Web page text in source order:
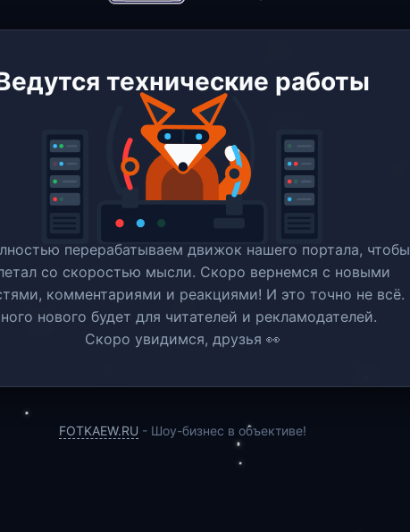
технические работы
перерабатываем движок нашего портала, чтобы
со скоростью мысли. Скоро вернемся c новыми
комментариями и реакциями! И это точно не всё.
нового будет для читателей и рекламодателей.
Скоро увидимся, друзья 👀
FOTKAEW.RU - Шоу-бизнес в объективе!